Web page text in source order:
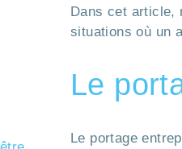
Dans cet article,
situations où un
Le
Le portage